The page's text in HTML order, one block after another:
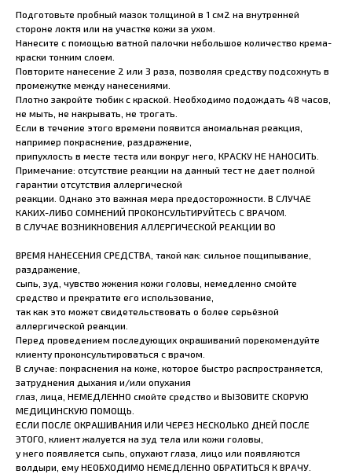
Подготовьте пробный мазок толщиной в 1 см2 на внутренней
стороне локтя или на участке кожи за ухом.
Нанесите с помощью ватной палочки небольшое количество крема-
краски тонким слоем.
Повторите нанесение 2 или 3 раза, позволяя средству подсохнуть в
промежутке между нанесениями.
Плотно закройте тюбик с краской. Необходимо подождать 48 часов,
не мыть, не накрывать, не трогать.
Если в течение этого времени появится аномальная реакция,
например покраснение, раздражение,
припухлость в месте теста или вокруг него, КРАСКУ НЕ НАНОСИТЬ.
Примечание: отсутствие реакции на данный тест не дает полной
гарантии отсутствия аллергической
реакции. Однако это важная мера предосторожности. В СЛУЧАЕ
КАКИХ-ЛИБО СОМНЕНИЙ ПРОКОНСУЛЬТИРУЙТЕСЬ С ВРАЧОМ.
В СЛУЧАЕ ВОЗНИКНОВЕНИЯ АЛЛЕРГИЧЕСКОЙ РЕАКЦИИ ВО
ВРЕМЯ НАНЕСЕНИЯ СРЕДСТВА, такой как: сильное пощипывание,
раздражение,
сыпь, зуд, чувство жжения кожи головы, немедленно смойте
средство и прекратите его использование,
так как это может свидетельствовать о более серьёзной
аллергической реакции.
Перед проведением последующих окрашиваний порекомендуйте
клиенту проконсультироваться с врачом.
В случае: покраснения на коже, которое быстро распространяется,
затруднения дыхания и/или опухания
глаз, лица, НЕМЕДЛЕННО смойте средство и ВЫЗОВИТЕ СКОРУЮ
МЕДИЦИНСКУЮ ПОМОЩЬ.
ЕСЛИ ПОСЛЕ ОКРАШИВАНИЯ ИЛИ ЧЕРЕЗ НЕСКОЛЬКО ДНЕЙ ПОСЛЕ
ЭТОГО, клиент жалуется на зуд тела или кожи головы,
у него появляется сыпь, опухают глаза, лицо или появляются
волдыри, ему НЕОБХОДИМО НЕМЕДЛЕННО ОБРАТИТЬСЯ К ВРАЧУ.